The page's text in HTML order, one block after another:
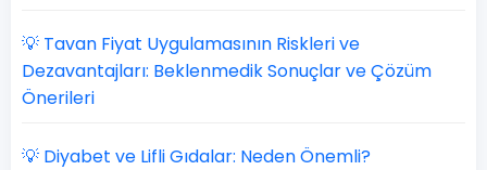
💡 Tavan Fiyat Uygulamasının Riskleri ve
Dezavantajları: Beklenmedik Sonuçlar ve Çözüm
Önerileri
💡 Diyabet ve Lifli Gıdalar: Neden Önemli?